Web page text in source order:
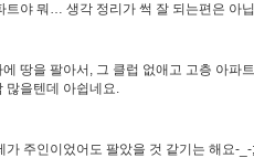
트야 뭐… 생각 정리가 썩 잘 되는편은 아
땅을 팔아서, 그 클럽 없애고 고층 아
많을텐데 아쉽네요.
주인이었어도 팔았을 것 같기는 해요-_-